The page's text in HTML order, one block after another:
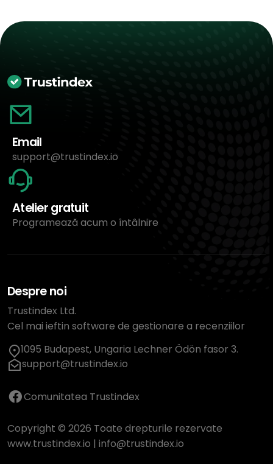
Email
support@trustindex.io
Atelier gratuit
Programează acum o întâlnire
Despre noi
Trustindex Ltd.
Cel mai ieftin software de gestionare a recenziilor
1095 Budapest, Ungaria Lechner Ödön fasor 3.
support@trustindex.io
Comunitatea Trustindex
Copyright © 2026 Toate drepturile rezervate
www.trustindex.io | info@trustindex.io